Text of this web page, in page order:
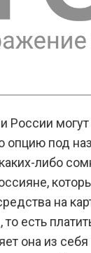
России
опцию под
либо
на
то есть
она из